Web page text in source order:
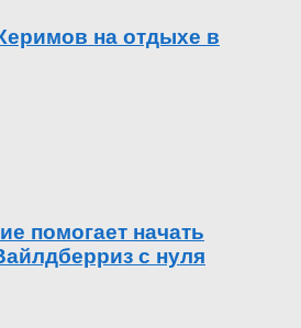
на отдыхе в
помогает начать
с нуля